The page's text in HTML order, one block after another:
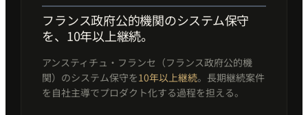
フランス政府公的機関のシステム保守
を、10年以上継続。
アンスティチュ・フランセ（フランス政府公的機
関）のシステム保守を10年以上継続。長期継続案件
を自社主導でプロダクト化する過程を担える。